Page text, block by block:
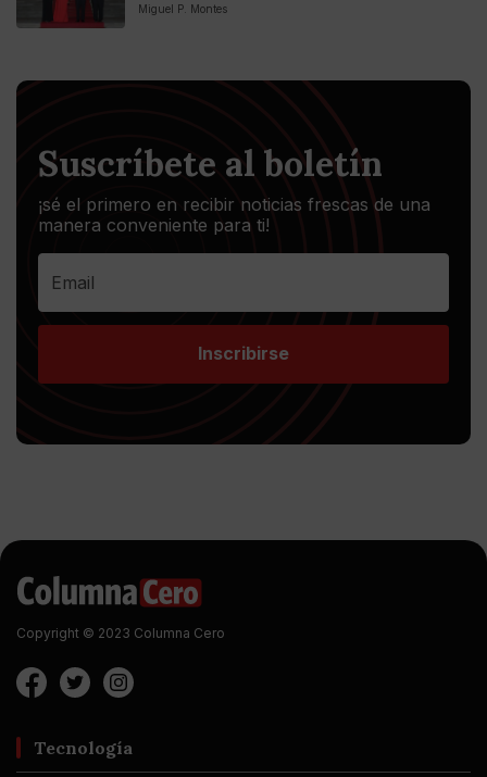
Miguel P. Montes
Suscríbete al boletín
¡sé el primero en recibir noticias frescas de una
manera conveniente para ti!
Inscribirse
Copyright © 2023 Columna Cero
Tecnología